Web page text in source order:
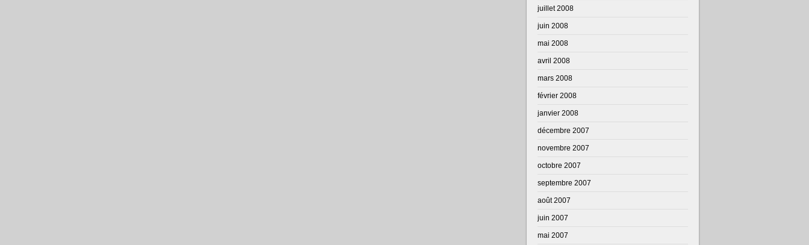
juillet 2008
juin 2008
mai 2008
avril 2008
mars 2008
février 2008
janvier 2008
décembre 2007
novembre 2007
octobre 2007
septembre 2007
août 2007
juin 2007
mai 2007